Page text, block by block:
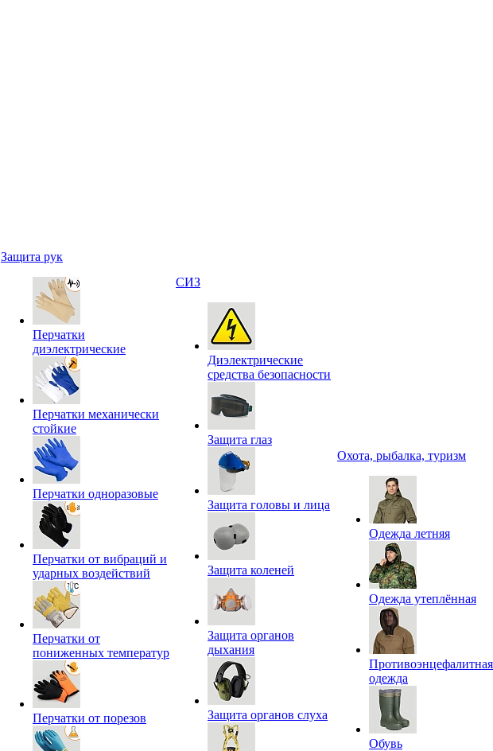
Защита рук
Перчатки
диэлектрические
Перчатки механически
стойкие
Перчатки одноразовые
Перчатки от вибраций и
ударных воздействий
Перчатки от
пониженных температур
Перчатки от порезов
СИЗ
Диэлектрические
средства безопасности
Защита глаз
Защита головы и лица
Защита коленей
Защита органов
дыхания
Защита органов слуха
Охота, рыбалка, туризм
Одежда летняя
Одежда утеплённая
Противоэнцефалитная
одежда
Обувь